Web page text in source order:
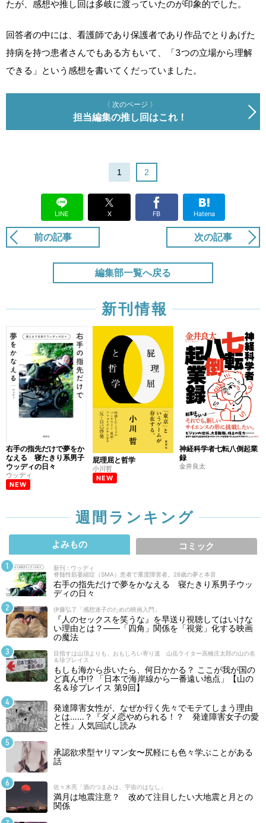
たが、感想や推し回は多岐に渡っていたのが印象的でした。
回答者の中には、看護師であり保護者であり作品でとりあげた
持病を持つ患者さんでもある方もいて、「3つの立場から理解
できる」という感想を書いてくだっていました。
〈 次のページ 〉
担当編集の推し回はこれ！
1 2
LINE X FB Hatena
前の記事 次の記事
編集部一覧へ戻る
新刊情報
右手の指先だけで夢をか
なえる 寝たきり系男子
ウッディの日々
ウッディ
NEW
屁理屈と哲学
小川哲
NEW
神経科学者七転八倒起業
録
金井良太
週間ランキング
よみもの コミック
新刊 : ウッディ
脊髄性筋萎縮症（SMA）患者で重度障害者。28歳の夢と本音
右手の指先だけで夢をかなえる 寝たきり系男子ウッ
ディの日々
伊藤弘了「感想迷子のための映画入門」
『人のセックスを笑うな』を早送り視聴してはいけな
い理由とは？――「四角」関係を「視覚」化する映画
の魔法
目指すは山頂よりも、おもしろい寄り道 山岳ライター高橋庄太郎の山の名
＆珍プレイス
もしも海から歩いたら、何日かかる？ ここが我が国の
ど真ん中!? 「日本で海岸線から一番遠い地点」【山の
名＆珍プレイス 第9回】
発達障害女性が、なぜか行く先々でモテてしまう理由
とは……？『ダメ恋やめられる！？ 発達障害女子の愛
と性』人気回試し読み
承認欲求型ヤリマン女〜尻軽にも色々学ぶことがある
話
佐々木亮「酒のつまみは、宇宙のはなし」
満月は地震注意？ 改めて注目したい大地震と月との
関係